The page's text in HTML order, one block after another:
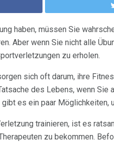
haben, müssen Sie
Aber wenn Sie nicht alle
zu erholen.
sich oft darum, ihre
des Lebens, wenn Sie
es ein paar Möglichkeiten,
trainieren, ist es
zu bekommen.